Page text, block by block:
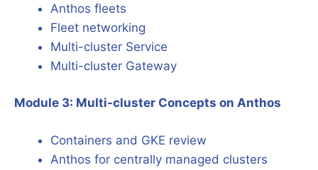
Anthos fleets
Fleet networking
Multi-cluster Service
Multi-cluster Gateway
Module 3: Multi-cluster Concepts on Anthos
Containers and GKE review
Anthos for centrally managed clusters